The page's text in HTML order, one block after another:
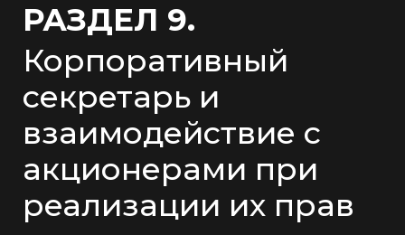
РАЗДЕЛ 9.
Корпоративный
секретарь и
взаимодействие с
акционерами при
реализации их прав